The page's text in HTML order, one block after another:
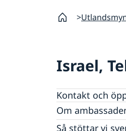
Israel,
Kontakt och
Om
Lediga tjänster
Så stöttar vi